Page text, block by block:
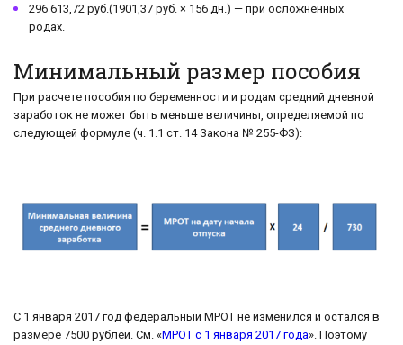
296 613,72 руб.(1901,37 руб. × 156 дн.) — при осложненных
родах.
Минимальный размер пособия
При расчете пособия по беременности и родам средний дневной
заработок не может быть меньше величины, определяемой по
следующей формуле (ч. 1.1 ст. 14 Закона № 255-ФЗ):
С 1 января 2017 год федеральный МРОТ не изменился и остался в
размере 7500 рублей. См. «МРОТ с 1 января 2017 года». Поэтому